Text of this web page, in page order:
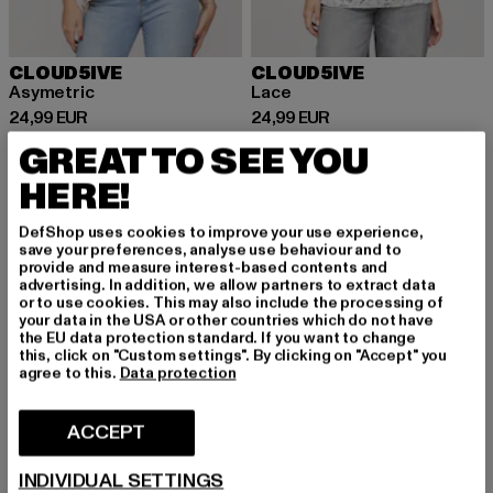
CLOUD5IVE
Asymetric
24,99 EUR
Ajankohtainen hinta: 24,99 EUR
CLOUD5IVE
Lace
24,99 EUR
Ajankohtainen hinta: 24,99 EUR
UUSI -25%
GREAT TO SEE YOU
HERE!
DefShop uses cookies to improve your use experience,
save your preferences, analyse use behaviour and to
provide and measure interest-based contents and
advertising. In addition, we allow partners to extract data
or to use cookies. This may also include the processing of
your data in the USA or other countries which do not have
the EU data protection standard. If you want to change
this, click on "Custom settings". By clicking on "Accept" you
agree to this. Data protection
ACCEPT
INDIVIDUAL SETTINGS